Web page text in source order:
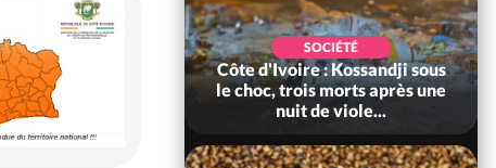
POLITIQUE
: Indépendance
coeur
la célébration...
SOCIÉTÉ
Côte d'Ivoire : Kossandji sous
le choc, trois morts après une
nuit de viole...